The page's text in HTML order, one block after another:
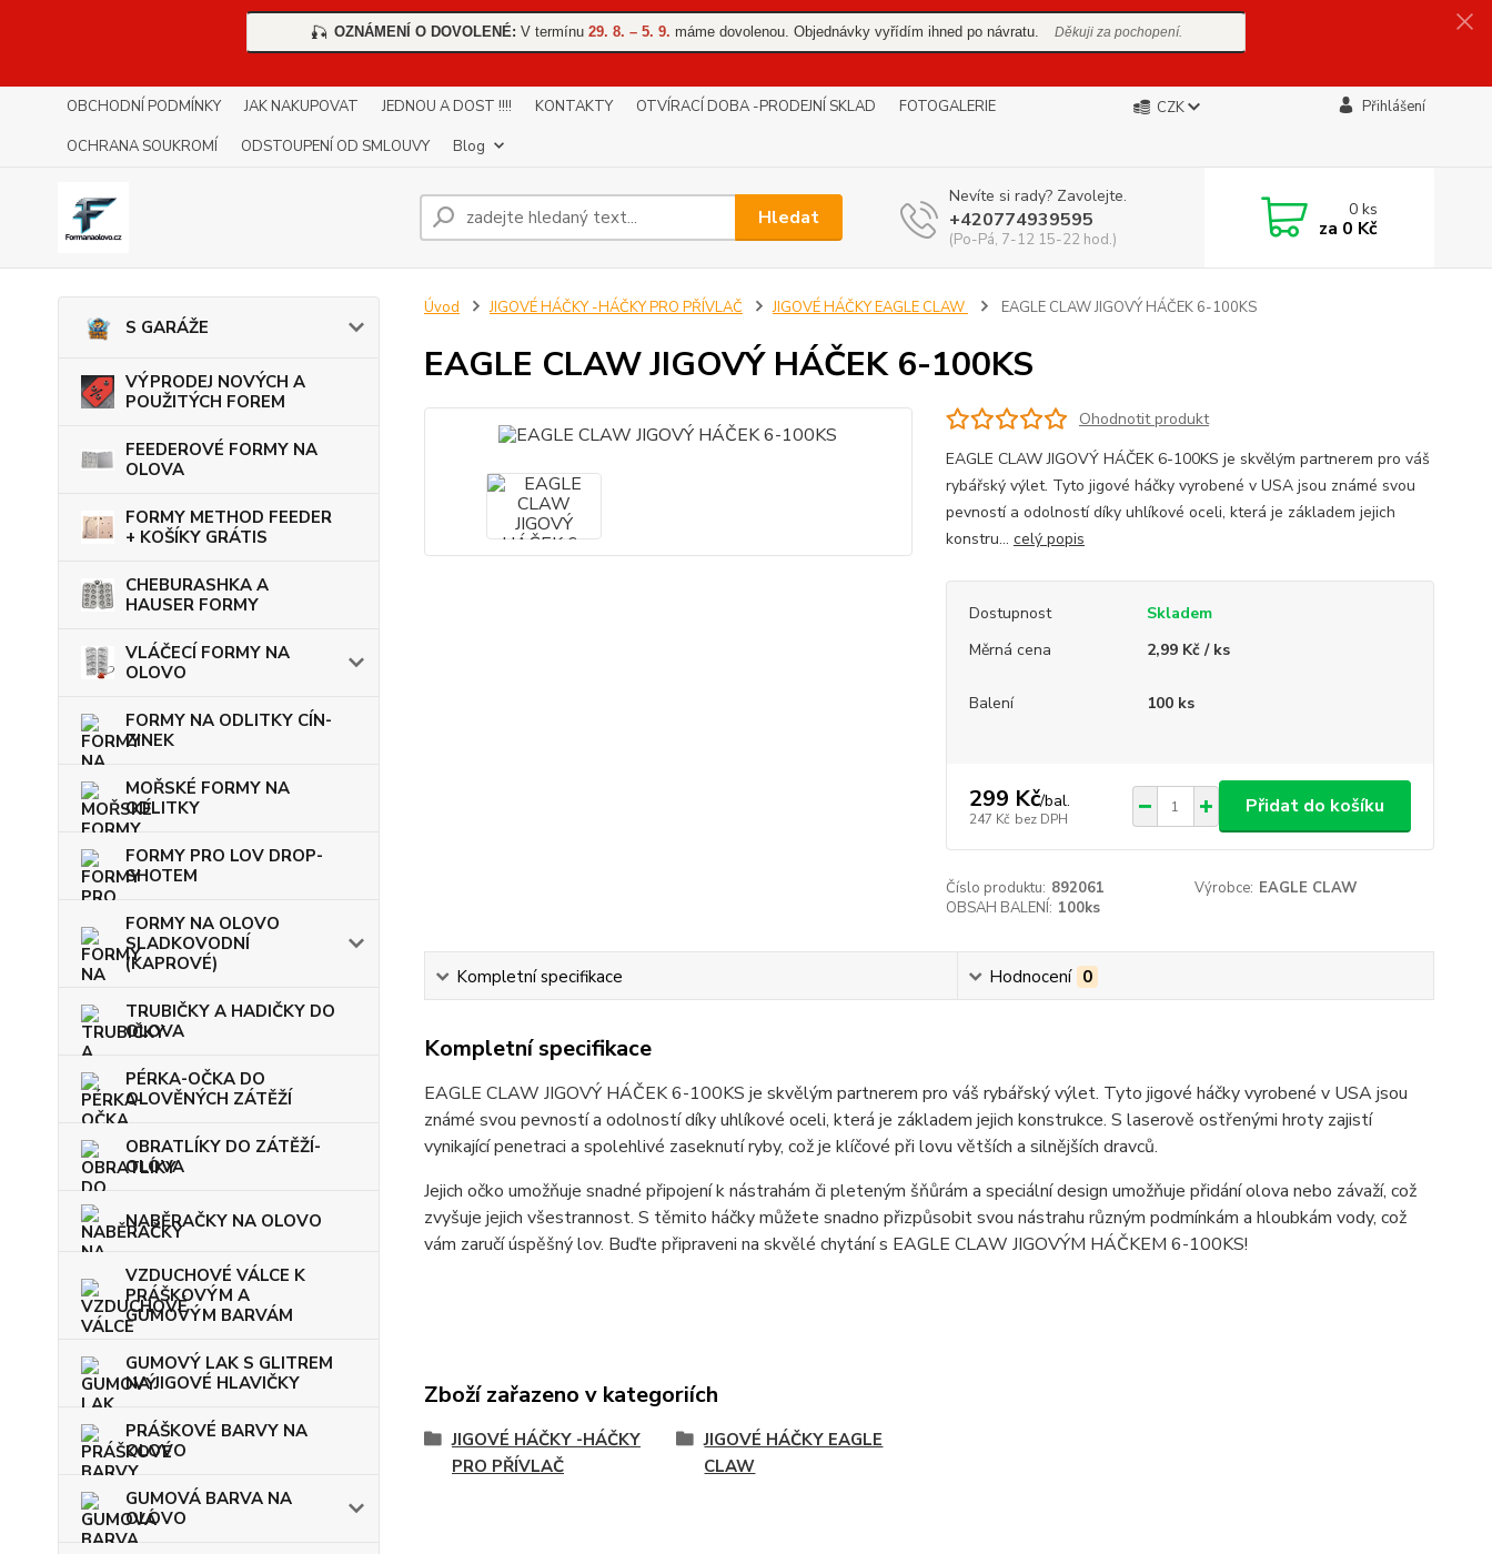
🎣 OZNÁMENÍ O DOVOLENÉ: V termínu 29. 8. – 5. 9. máme dovolenou. Objednávky vyřídím ihned po návratu. Děkuji za pochopení.
OBCHODNÍ PODMÍNKY JAK NAKUPOVAT JEDNOU A DOST !!!! KONTAKTY OTVÍRACÍ DOBA -PRODEJNÍ SKLAD
FOTOGALERIE
OCHRANA SOUKROMÍ
ODSTOUPENÍ OD SMLOUVY Blog
CZK Přihlášení
Hledat
Nevíte si rady? Zavolejte.
+420774939595
(Po-Pá, 7-12 15-22 hod.)
0ks
za 0 Kč
S GARÁŽE
VÝPRODEJ NOVÝCH A
POUŽITÝCH FOREM
FEEDEROVÉ FORMY NA
OLOVA
FORMY METHOD FEEDER
+ KOŠÍKY GRÁTIS
CHEBURASHKA A
HAUSER FORMY
VLÁČECÍ FORMY NA
OLOVO
FORMY NA ODLITKY CÍN-
ZINEK
MOŘSKÉ FORMY NA
ODLITKY
FORMY PRO LOV DROP-
SHOTEM
FORMY NA OLOVO
SLADKOVODNÍ
(KAPROVÉ)
TRUBIČKY A HADIČKY DO
OLOVA
PÉRKA-OČKA DO
OLOVĚNÝCH ZÁTĚŽÍ
OBRATLÍKY DO ZÁTĚŽÍ-
OLOVA
NABĚRAČKY NA OLOVO
VZDUCHOVÉ VÁLCE K
PRÁŠKOVÝM A
GUMOVÝM BARVÁM
GUMOVÝ LAK S GLITREM
NA JIGOVÉ HLAVIČKY
PRÁŠKOVÉ BARVY NA
OLOVO
GUMOVÁ BARVA NA
OLOVO
Úvod JIGOVÉ HÁČKY -HÁČKY PRO PŘÍVLAČ JIGOVÉ HÁČKY EAGLE CLAW EAGLE CLAW JIGOVÝ HÁČEK 6-100KS
EAGLE CLAW JIGOVÝ HÁČEK 6-100KS
Ohodnotit produkt
EAGLE CLAW JIGOVÝ HÁČEK 6-100KS je skvělým partnerem pro váš
rybářský výlet. Tyto jigové háčky vyrobené v USA jsou známé svou
pevností a odolností díky uhlíkové oceli, která je základem jejich
konstru... celý popis
Dostupnost
Skladem
Měrná cena
2,99 Kč / ks
Balení 100 ks
299 Kč/bal.
247 Kč bez DPH
Přidat do košíku
Číslo produktu: 892061 Výrobce: EAGLE CLAW
OBSAH BALENÍ: 100ks
Kompletní specifikace Hodnocení 0
Kompletní specifikace
EAGLE CLAW JIGOVÝ HÁČEK 6-100KS je skvělým partnerem pro váš rybářský výlet. Tyto jigové háčky vyrobené v USA jsou
známé svou pevností a odolností díky uhlíkové oceli, která je základem jejich konstrukce. S laserově ostřenými hroty zajistí
vynikající penetraci a spolehlivé zaseknutí ryby, což je klíčové při lovu větších a silnějších dravců.
Jejich očko umožňuje snadné připojení k nástrahám či pleteným šňůrám a speciální design umožňuje přidání olova nebo závaží, což
zvyšuje jejich všestrannost. S těmito háčky můžete snadno přizpůsobit svou nástrahu různým podmínkám a hloubkám vody, což
vám zaručí úspěšný lov. Buďte připraveni na skvělé chytání s EAGLE CLAW JIGOVÝM HÁČKEM 6-100KS!
Zboží zařazeno v kategoriích
JIGOVÉ HÁČKY -HÁČKY
PRO PŘÍVLAČ
JIGOVÉ HÁČKY EAGLE
CLAW